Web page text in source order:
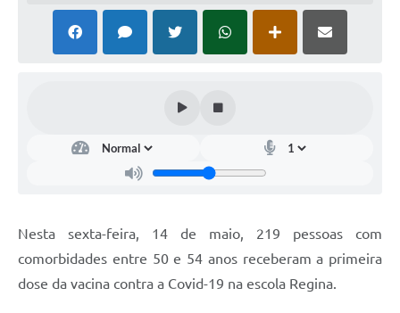
Nesta sexta-feira, 14 de maio, 219 pessoas com
comorbidades entre 50 e 54 anos receberam a primeira
dose da vacina contra a Covid-19 na escola Regina.